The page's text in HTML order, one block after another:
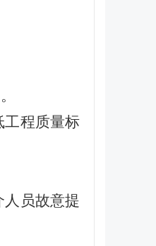
工程质量标
人员故意提